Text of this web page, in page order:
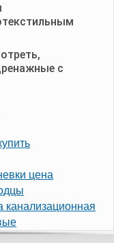
с
цена
канализационная